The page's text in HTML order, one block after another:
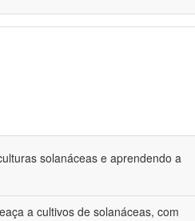
solanáceas e aprendendo a
a cultivos de solanáceas, com